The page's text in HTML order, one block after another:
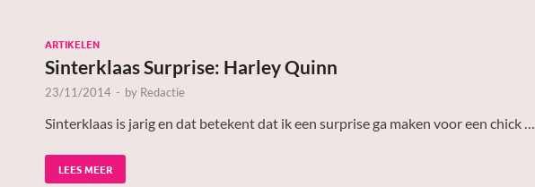
ARTIKELEN
Sinterklaas Surprise: Harley Quinn
23/11/2014 - by Redactie
Sinterklaas is jarig en dat betekent dat ik een surprise ga maken voor een chick …
LEES MEER